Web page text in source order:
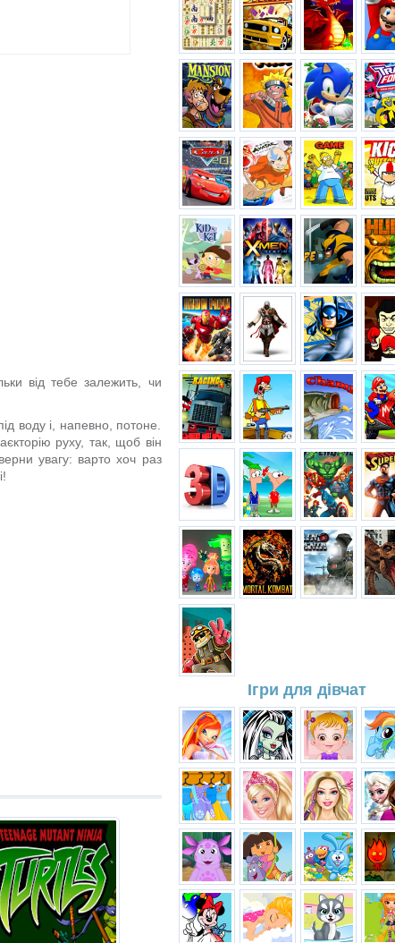
від тебе залежить, чи
воду і, напевно, потоне.
руху, так, щоб він
увагу: варто хоч раз
Ігри для дівчат